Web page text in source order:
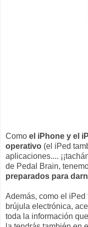
Como el iPhone y el
operativo (el iPed
aplicaciones....
de Pedal Brain,
preparados para
Además, como el
brújula electrónica,
toda la información